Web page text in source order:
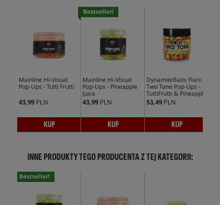
Mainline Hi-Visual
Pop-Ups - Tutti Frutti
43,99 PLN
KUP
Bestseller!
Mainline Hi-Visual
Pop-Ups - Pineapple
Juice
43,99 PLN
KUP
DynamiteBaits Fluro
Two Tone Pop-Ups -
TuttiFrutti & Pineapple
53,49 PLN
KUP
INNE PRODUKTY TEGO PRODUCENTA Z TEJ KATEGORII:
Bestseller!